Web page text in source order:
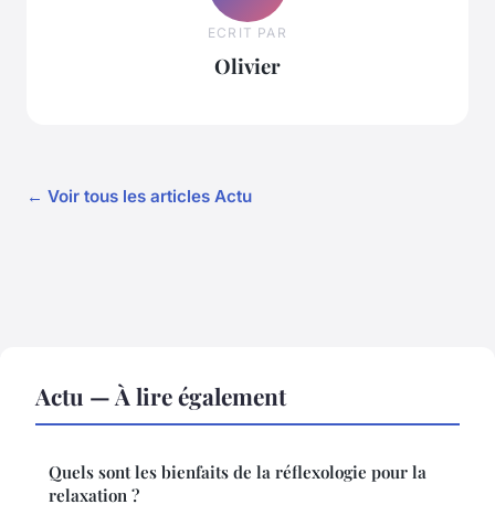
ECRIT PAR
Olivier
← Voir tous les articles Actu
Actu — À lire également
Quels sont les bienfaits de la réflexologie pour la
relaxation ?